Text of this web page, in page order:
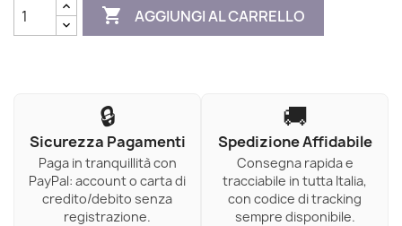
 AGGIUNGI AL CARRELLO
🔒
Sicurezza Pagamenti
Paga in tranquillità con
PayPal: account o carta di
credito/debito senza
registrazione.
🚚
Spedizione Affidabile
Consegna rapida e
tracciabile in tutta Italia,
con codice di tracking
sempre disponibile.